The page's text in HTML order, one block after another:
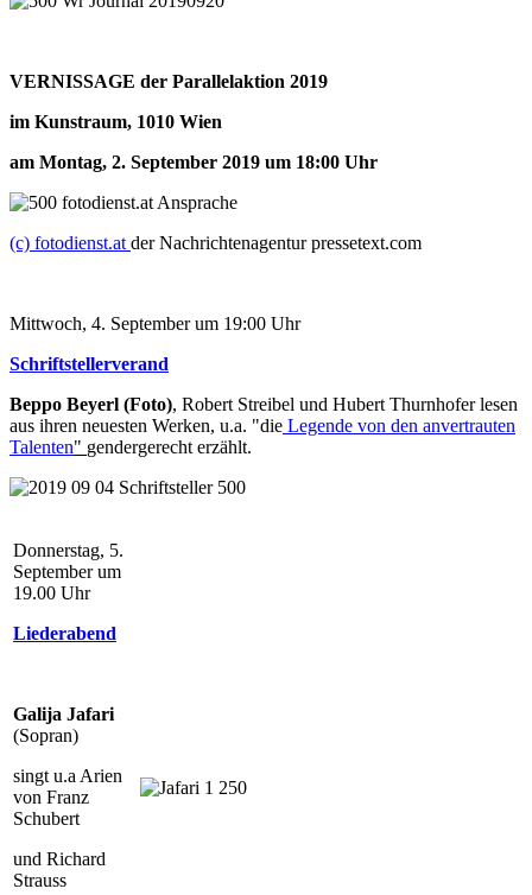
VERNISSAGE der Parallelaktion 2019
im Kunstraum, 1010 Wien
am Montag, 2. September 2019 um 18:00 Uhr
(c) fotodienst.at der Nachrichtenagentur pressetext.com
Mittwoch, 4. September um 19:00 Uhr
Schriftstellerverand
Beppo Beyerl (Foto), Robert Streibel und Hubert Thurnhofer lesen
aus ihren neuesten Werken, u.a. "die Legende von den anvertrauten
Talenten" gendergerecht erzählt.
Donnerstag, 5.
September um
19.00 Uhr
Liederabend
Galija Jafari
(Sopran)
singt u.a Arien
von Franz
Schubert
und Richard
Strauss